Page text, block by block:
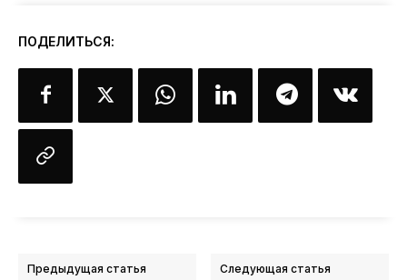
ПОДЕЛИТЬСЯ:
Предыдущая статья Следующая статья